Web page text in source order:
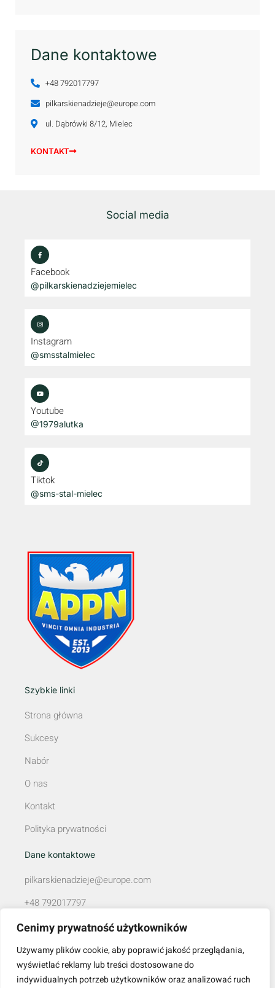
Cenimy prywatność użytkowników
Używamy plików cookie, aby poprawić jakość przeglądania,
wyświetlać reklamy lub treści dostosowane do
indywidualnych potrzeb użytkowników oraz analizować ruch
Dane kontaktowe
+48 792017797
pilkarskienadzieje@europe.com
ul. Dąbrówki 8/12, Mielec
KONTAKT
Social media
Facebook
@pilkarskienadziejemielec
Instagram
@smsstalmielec
Youtube
@1979alutka
Tiktok
@sms-stal-mielec
Szybkie linki
Strona główna
Sukcesy
Nabór
O nas
Kontakt
Polityka prywatności
Dane kontaktowe
pilkarskienadzieje@europe.com
+48 792017797
ul. Dąbrówki 8/12, 39-300 Mielec
NIP: 8172173535
REGON: 180939565